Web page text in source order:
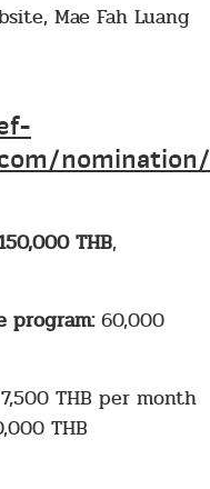
Mae Fah Luang
nomination/
THB,
program:60,000
THB per month
THB